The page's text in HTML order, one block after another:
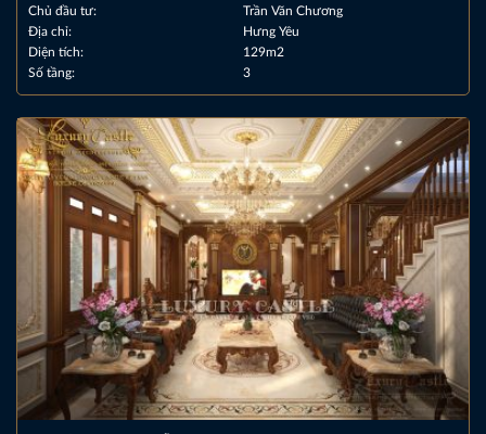
Chủ đầu tư:
Trần Văn Chương
Địa chỉ:
Hưng Yêu
Diện tích:
129m2
Số tầng:
3